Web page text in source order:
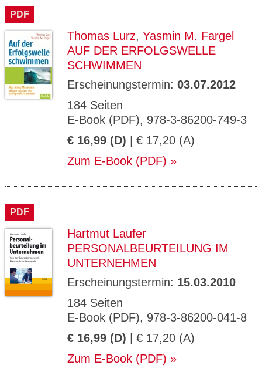
PDF
Thomas Lurz, Yasmin M. Fargel
AUF DER ERFOLGSWELLE
SCHWIMMEN
Erscheinungstermin: 03.07.2012
184 Seiten
E-Book (PDF), 978-3-86200-749-3
€ 16,99 (D) | € 17,20 (A)
Zum E-Book (PDF)
PDF
Hartmut Laufer
PERSONALBEURTEILUNG IM
UNTERNEHMEN
Erscheinungstermin: 15.03.2010
184 Seiten
E-Book (PDF), 978-3-86200-041-8
€ 16,99 (D) | € 17,20 (A)
Zum E-Book (PDF)